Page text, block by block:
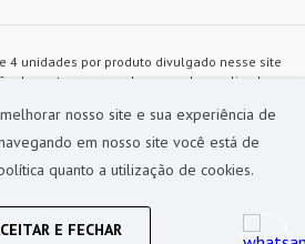
nosso site e sua experiência de
em nosso site você está de
quanto a utilização de cookies.
E FECHAR
4 unidades por produto divulgado nesse site
dos estoques, sendo as vendas realizadas
sem prévia comunicação e são exclusivos
nenhuma obrigação de prática similar nas
Todas as imagens dos produtos são
ilustrativas.
Ltda CNPJ: 62.270.186/0011-28
- (11) 5445-1010